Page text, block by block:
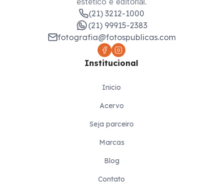
(21) 3212-1000
(21) 99915-2383
fotografia@fotospublicas.com
Institucional
Inicio
Acervo
Seja parceiro
Marcas
Blog
Contato